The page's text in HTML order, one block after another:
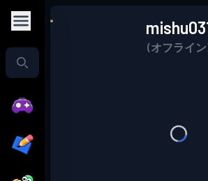
(オフライ